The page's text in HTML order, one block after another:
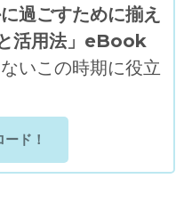
過ごすために揃え
活用法」eBook
いこの時期に役立
ド！